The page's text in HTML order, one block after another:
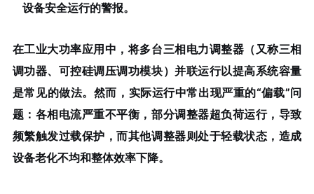
设备安全运行的警报。
在工业大功率应用中，将多台三相电力调整器（又称三相
调功器、可控硅调压调功模块）并联运行以提高系统容量
是常见的做法。然而，实际运行中常出现严重的“偏载”问
题：各相电流严重不平衡，部分调整器超负荷运行，导致
频繁触发过载保护，而其他调整器则处于轻载状态，造成
设备老化不均和整体效率下降。